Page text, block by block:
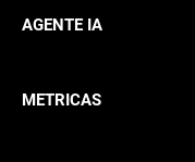
AGENTE IA
METRICAS